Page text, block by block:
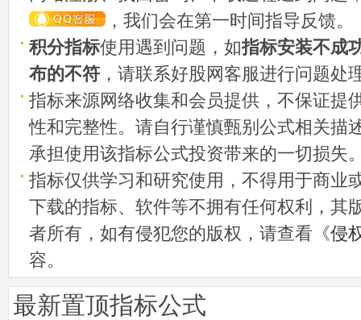
，我们会在第一时间指导反馈。
积分指标使用遇到问题，如指标安装不成
布的不符 ，请联系好股网客服进行问题处
指标来源网络收集和会员提供，不保证提
性和完整性。请自行谨慎甄别公式相关描
承担使用该指标公式投资带来的一切损失
指标仅供学习和研究使用，不得用于商业
下载的指标、软件等不拥有任何权利，其
者所有，如有侵犯您的版权，请查看《侵
容。
最新置顶指标公式